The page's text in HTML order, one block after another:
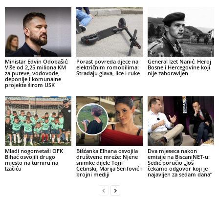
Ministar Edvin Odobašić:
Više od 2,25 miliona KM
za puteve, vodovode,
deponije i komunalne
projekte širom USK
Porast povreda djece na
električnim romobilima:
Stradaju glava, lice i ruke
General Izet Nanić: Heroj
Bosne i Hercegovine koji
nije zaboravljen
Mladi nogometaši OFK
Bihać osvojili drugo
mjesto na turniru na
Izačiću
Bišćanka Elhana osvojila
društvene mreže: Njene
snimke dijele Toni
Cetinski, Marija Šerifović i
brojni mediji
Dva mjeseca nakon
emisije na BiscaniNET-u:
Sedić poručio „Još
čekamo odgovor koji je
najavljen za sedam dana“